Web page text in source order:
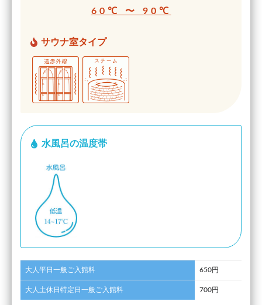
60℃ 〜 90℃
サウナ室タイプ
水風呂の温度帯
大人平日一般ご入館料 650円
大人土休日特定日一般ご入館料 700円